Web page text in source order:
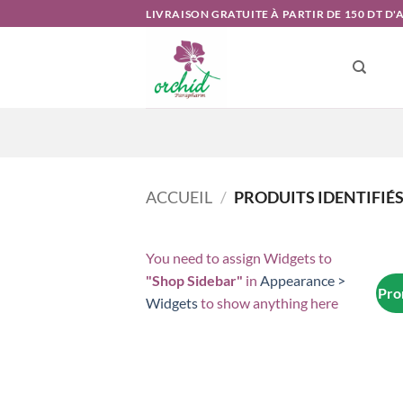
au
LIVRAISON GRATUITE À PARTIR DE 150 DT
ACCUEIL / PRODUITS
You need to assign Widgets to
"Shop Sidebar" in Appearance >
Widgetsto show anything here